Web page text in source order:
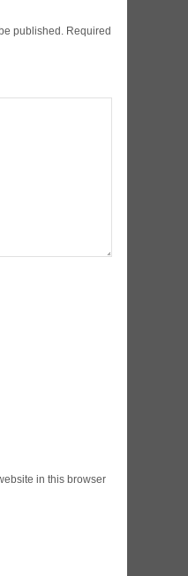
published. Required
in this browser